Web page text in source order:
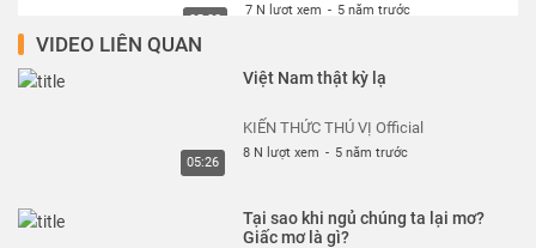
05:22
7 N lượt xem - 5 năm trước
05:01
Trung Quốc tham vọng chế tạo
KIẾN THỨC THÚ VỊ Official
7 N lượt xem - 5 năm trước
Mã nhị phân là gì? Tại sao có thể
lưu hình ảnh với các con số
VIDEO LIÊN QUAN
05:26
Việt Nam thật kỳ lạ
KIẾN THỨC THÚ VỊ Official
8 N lượt xem - 5 năm trước
Tại sao khi ngủ chúng ta lại mơ?
Giấc mơ là gì?